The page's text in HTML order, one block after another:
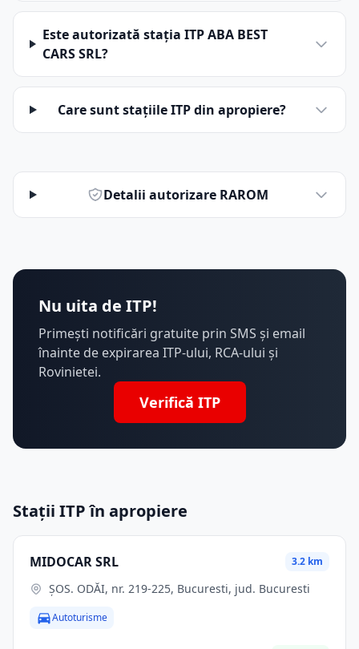
Este autorizată stația ITP ABA BEST
CARS SRL?
Care sunt stațiile ITP din apropiere?
Detalii autorizare RAROM
Nu uita de ITP!
Primești notificări gratuite prin SMS și email
înainte de expirarea ITP-ului, RCA-ului și
Rovinietei.
Verifică ITP
Stații ITP în apropiere
MIDOCAR SRL 3.2 km
ŞOS. ODĂI, nr. 219-225, Bucuresti, jud. Bucuresti
Autoturisme